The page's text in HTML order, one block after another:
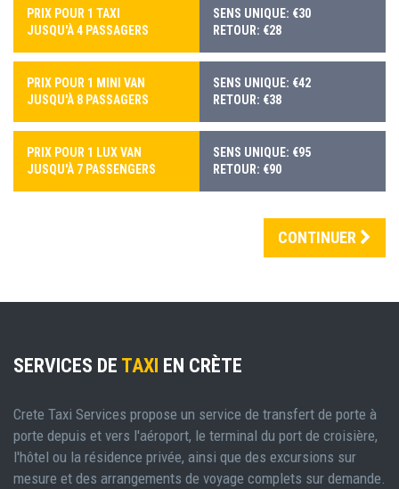
PRIX POUR 1 TAXI
JUSQU'À 4 PASSAGERS
SENS UNIQUE: €30
RETOUR: €28
PRIX POUR 1 MINI VAN
JUSQU'À 8 PASSAGERS
SENS UNIQUE: €42
RETOUR: €38
PRIX POUR 1 LUX VAN
JUSQU'À 7 PASSENGERS
SENS UNIQUE: €95
RETOUR: €90
CONTINUER
SERVICES DE TAXI EN CRÈTE
Crete Taxi Services propose un service de transfert de porte à
porte depuis et vers l'aéroport, le terminal du port de croisière,
l'hôtel ou la résidence privée, ainsi que des excursions sur
mesure et des arrangements de voyage complets sur demande.